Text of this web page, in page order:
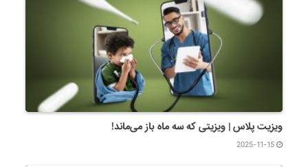
ویزیت پلاس | ویزیتی که سه ماه باز می‌ماند!
2025-11-15